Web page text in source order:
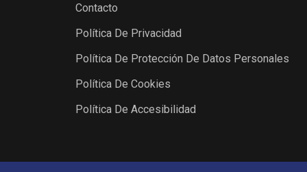
Contacto
Política De Privacidad
Política De Protección De Datos Personales
Política De Cookies
Política De Accesibilidad